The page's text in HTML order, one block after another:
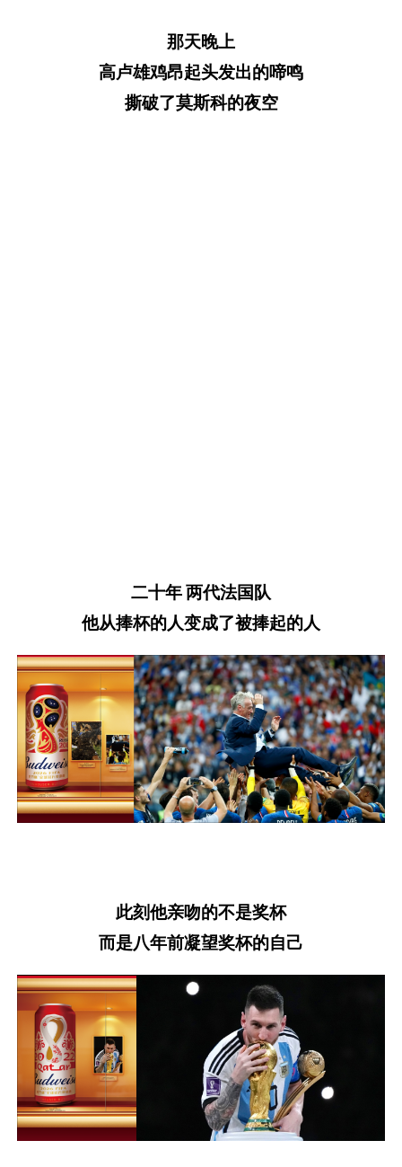
那天晚上
高卢雄鸡昂起头发出的啼鸣
撕破了莫斯科的夜空
二十年 两代法国队
他从捧杯的人变成了被捧起的人
此刻他亲吻的不是奖杯
而是八年前凝望奖杯的自己